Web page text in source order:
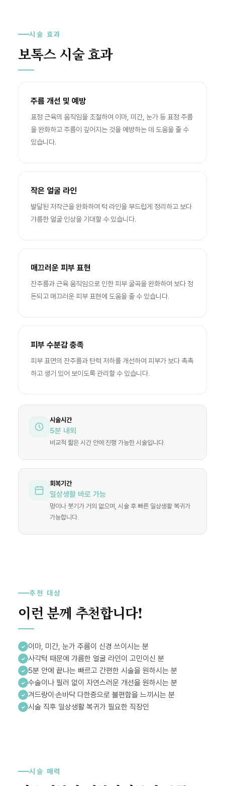
시술 효과
보톡스 시술 효과
주름 개선 및 예방
표정 근육의 움직임을 조절하여 이마, 미간, 눈가 등 표정 주름
을 완화하고 주름이 깊어지는 것을 예방하는 데 도움을 줄 수
있습니다.
작은 얼굴 라인
발달된 저작근을 완화하여 턱 라인을 부드럽게 정리하고 보다
갸름한 얼굴 인상을 기대할 수 있습니다.
매끄러운 피부 표현
잔주름과 근육 움직임으로 인한 피부 굴곡을 완화하여 보다 정
돈되고 매끄러운 피부 표현에 도움을 줄 수 있습니다.
피부 수분감 충족
피부 표면의 잔주름과 탄력 저하를 개선하여 피부가 보다 촉촉
하고 생기 있어 보이도록 관리할 수 있습니다.
시술시간
5분 내외
비교적 짧은 시간 안에 진행 가능한 시술입니다.
회복기간
일상생활 바로 가능
멍이나 붓기가 거의 없으며, 시술 후 빠른 일상생활 복귀가
가능합니다.
추천 대상
이런 분께 추천합니다!
이마, 미간, 눈가 주름이 신경 쓰이시는 분
사각턱 때문에 갸름한 얼굴 라인이 고민이신 분
5분 안에 끝나는 빠르고 간편한 시술을 원하시는 분
수술이나 필러 없이 자연스러운 개선을 원하시는 분
겨드랑이·손바닥 다한증으로 불편함을 느끼시는 분
시술 직후 일상생활 복귀가 필요한 직장인
시술 매력